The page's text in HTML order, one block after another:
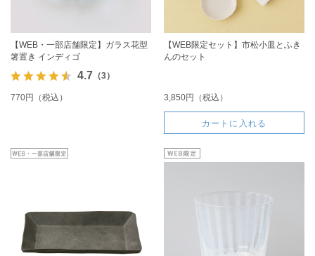
【WEB・一部店舗限定】ガラス花型
箸置き インディゴ
4.7 （3）
770円（税込）
【WEB限定セット】市松小皿とふき
んのセット
3,850円（税込）
カートに入れる